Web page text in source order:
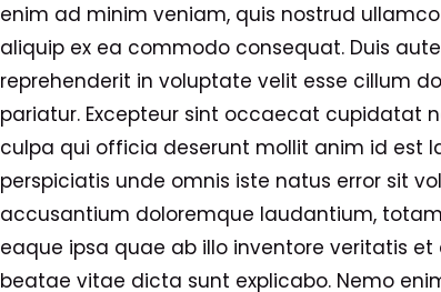
enim ad minim veniam, quis nostrud
aliquip ex ea commodo consequat. Duis
reprehenderit in voluptate velit esse cillum
pariatur. Excepteur sint occaecat cupidatat
culpa qui officia deserunt mollit anim id est
perspiciatis unde omnis iste natus error sit
accusantium doloremque laudantium,
eaque ipsa quae ab illo inventore veritatis
beatae vitae dicta sunt explicabo. Nemo